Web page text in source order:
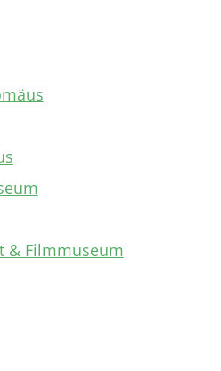
& Filmmuseum